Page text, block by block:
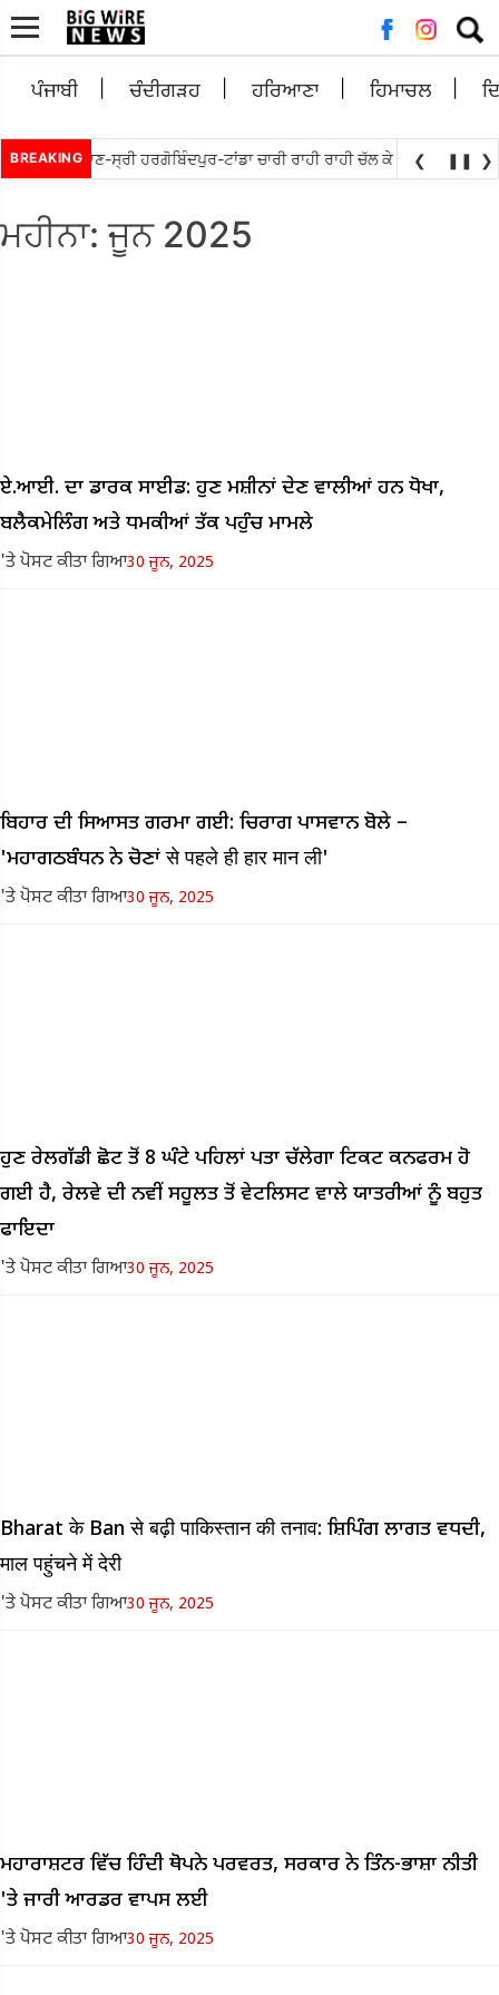
ਲਈ
ਖੋਜ:
ਪੰਜਾਬੀ ਚੰਦੀਗੜਹ ਹਰਿਆਣਾ ਹਿਮਾਚਲ
BREAKING
ਵਲੋਘੁਮਾਣ-ਸ੍ਰੀ ਹਰਗੋਬਿੰਦਪੁਰ-ਟਾਂਡਾ ਚਾਰੀ ਰਾਹੀ ਰਾਹੀ ਚੱਲ ਕੇ ਮੁੜ ਅਲਾਟ ਕਰਨ
❮ ❚❚ ❯
ਮਹੀਨਾ:ਜੂਨ 2025
ਏ.ਆਈ. ਦਾ ਡਾਰਕ ਸਾਈਡ: ਹੁਣ ਮਸ਼ੀਨਾਂ ਦੇਣ ਵਾਲੀਆਂ ਹਨ ਧੋਖਾ,
ਬਲੈਕਮੇਲਿੰਗ ਅਤੇ ਧਮਕੀਆਂ ਤੱਕ ਪਹੁੰਚ ਮਾਮਲੇ
'ਤੇ ਪੋਸਟ ਕੀਤਾ ਗਿਆ30 ਜੂਨ, 2025
ਬਿਹਾਰ ਦੀ ਸਿਆਸਤ ਗਰਮਾ ਗਈ: ਚਿਰਾਗ ਪਾਸਵਾਨ ਬੋਲੇ ​​–
'ਮਹਾਗਠਬੰਧਨ ਨੇ ਚੋਣਾਂ से पहले ही हार मान ली'
'ਤੇ ਪੋਸਟ ਕੀਤਾ ਗਿਆ30 ਜੂਨ, 2025
ਹੁਣ ਰੇਲਗੱਡੀ ਛੋਟ ਤੋਂ 8 ਘੰਟੇ ਪਹਿਲਾਂ ਪਤਾ ਚੱਲੇਗਾ ਟਿਕਟ ਕਨਫਰਮ ਹੋ
ਗਈ ਹੈ, ਰੇਲਵੇ ਦੀ ਨਵੀਂ ਸਹੂਲਤ ਤੋਂ ਵੇਟਲਿਸਟ ਵਾਲੇ ਯਾਤਰੀਆਂ ਨੂੰ ਬਹੁਤ
ਫਾਇਦਾ
'ਤੇ ਪੋਸਟ ਕੀਤਾ ਗਿਆ30 ਜੂਨ, 2025
Bharat के Ban से बढ़ी पाकिस्तान की तनाव: ਸ਼ਿਪਿੰਗ ਲਾਗਤ ਵਧਦੀ,
माल पहुंचने में देरी
'ਤੇ ਪੋਸਟ ਕੀਤਾ ਗਿਆ30 ਜੂਨ, 2025
ਮਹਾਰਾਸ਼ਟਰ ਵਿੱਚ ਹਿੰਦੀ ਥੋਪਨੇ ਪਰਵਰਤ, ਸਰਕਾਰ ਨੇ ਤਿੰਨ-ਭਾਸ਼ਾ ਨੀਤੀ
'ਤੇ ਜਾਰੀ ਆਰਡਰ ਵਾਪਸ ਲਈ
'ਤੇ ਪੋਸਟ ਕੀਤਾ ਗਿਆ30 ਜੂਨ, 2025